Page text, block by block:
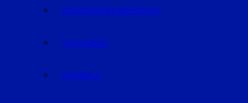
EISHOCKEY/INLINEHOCKEY
VOLLEYBALL
FUSSBALL